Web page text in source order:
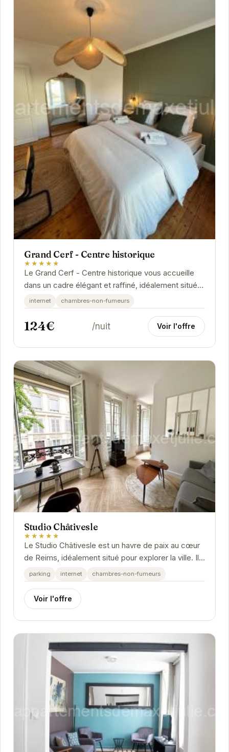
Grand Cerf - Centre historique
★★★★★
Le Grand Cerf - Centre historique vous accueille
dans un cadre élégant et raffiné, idéalement situé
au cœur de Reims. Profitez d'un séjour...
internet chambres-non-fumeurs
124€ /nuit Voir l'offre
Studio Châtivesle
★★★★★
Le Studio Châtivesle est un havre de paix au cœur
de Reims, idéalement situé pour explorer la ville. Il
propose un hébergement confortable et...
parking internet chambres-non-fumeurs
Voir l'offre